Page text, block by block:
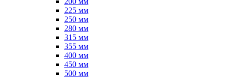
225 мм
250 мм
280 мм
315 мм
355 мм
400 мм
450 мм
500 мм